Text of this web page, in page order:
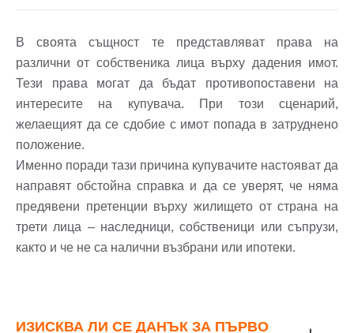
или използвай профил
Вход с Google
Вход с Facebook
В своята същност те представляват права на
различни от собственика лица върху дадения имот.
Тези права могат да бъдат противопоставени на
интересите на купувача. При този сценарий,
желаещият да се сдобие с имот попада в затруднено
положение.
Именно поради тази причина купувачите настояват да
направят обстойна справка и да се уверят, че няма
предявени претенции върху жилището от страна на
трети лица – наследници, собственици или съпрузи,
както и че не са налични възбрани или ипотеки.
ИЗИСКВА ЛИ СЕ ДАНЪК ЗА ПЪРВО